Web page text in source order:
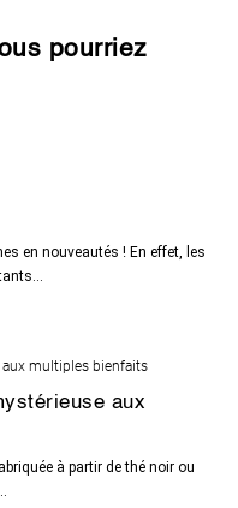
pourriez
en nouveautés ! En effet, les
aux
à partir de thé noir ou